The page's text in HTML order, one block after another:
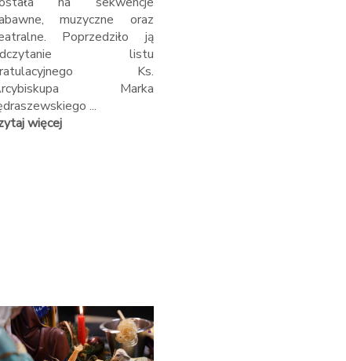
muzyczne oraz
Poprzedziło ją
listu
Ks.
Marka
...
więcej